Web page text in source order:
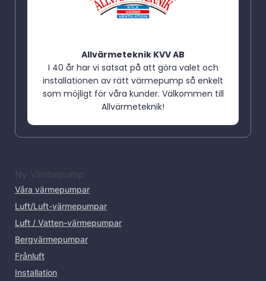
Allvärmeteknik KVV AB
I 40 år har vi satsat på att göra valet och
installationen av rätt värmepump så enkelt
som möjligt för våra kunder. Välkommen till
Allvärmeteknik!
Ny Värmepump
Våra värmepumpar
Luft/Luft-värmepumpar
Luft / Vatten-värmepumpar
Bergvärmepumpar
Frånluft
Installation